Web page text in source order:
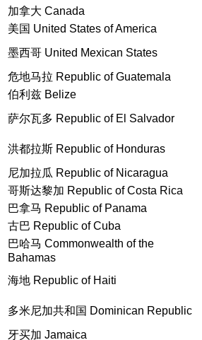
加拿大 Canada
美国 United States of America
墨西哥 United Mexican States
危地马拉 Republic of Guatemala
伯利兹 Belize
萨尔瓦多 Republic of El Salvador
洪都拉斯 Republic of Honduras
尼加拉瓜 Republic of Nicaragua
哥斯达黎加 Republic of Costa Rica
巴拿马 Republic of Panama
古巴 Republic of Cuba
巴哈马 Commonwealth of the
Bahamas
海地 Republic of Haiti
多米尼加共和国 Dominican Republic
牙买加 Jamaica